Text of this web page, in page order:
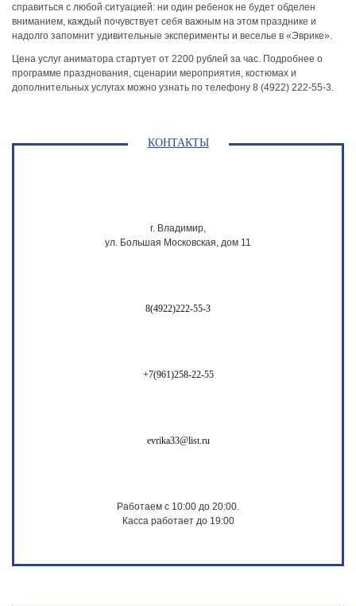
справиться с любой ситуацией: ни один ребенок не будет обделен
вниманием, каждый почувствует себя важным на этом празднике и
надолго запомнит удивительные эксперименты и веселье в «Эврике».
Цена услуг аниматора стартует от 2200 рублей за час. Подробнее о
программе празднования, сценарии мероприятия, костюмах и
дополнительных услугах можно узнать по телефону 8 (4922) 222-55-3.
КОНТАКТЫ
г. Владимир,
ул. Большая Московская, дом 11
8(4922)222-55-3
+7(961)258-22-55
evrika33@list.ru
Работаем с 10:00 до 20:00.
Касса работает до 19:00